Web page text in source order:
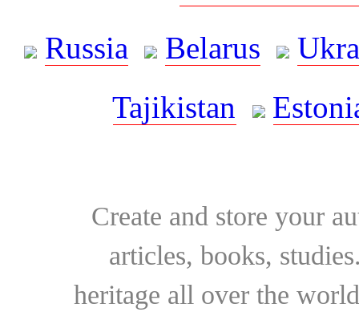
Russia
Belarus
Tajikistan
Create and store your
articles, books,
heritage all over the